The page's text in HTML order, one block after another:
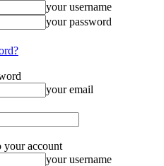
your username
your password
your email
your account
your username